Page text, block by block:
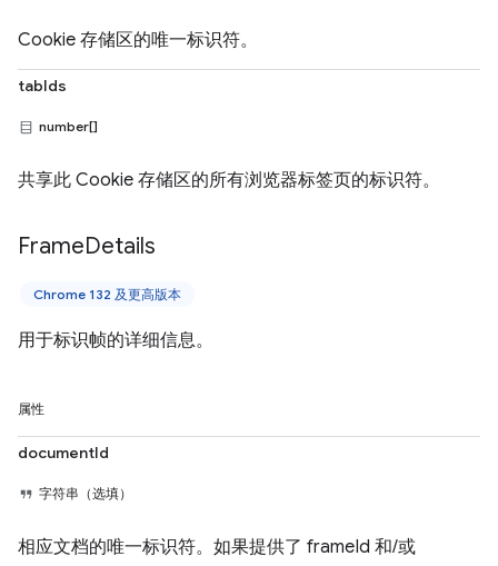
Cookie 存储区的唯一标识符。
tabIds
number[]
共享此 Cookie 存储区的所有浏览器标签页的标识符。
FrameDetails
Chrome 132 及更高版本
用于标识帧的详细信息。
属性
documentId
字符串（选填）
相应文档的唯一标识符。如果提供了 frameId 和/或